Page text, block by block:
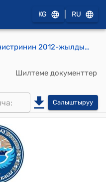
KG RU
КР Премьер-министринин 2012-жылдын 11-сентябрындагы № 662 (А.Б.Маматбеков жөнүндө) буйругу
Шилтеме документтер
Салыштыруу